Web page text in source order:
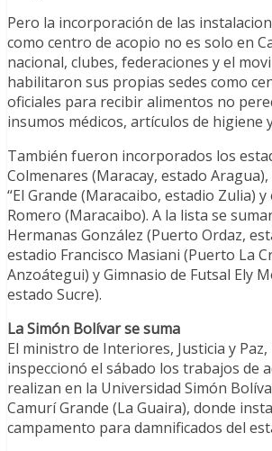
Pero la incorporación de las
como centro de acopio no es solo en
nacional, clubes, federaciones y el
habilitaron sus propias sedes como
oficiales para recibir alimentos no
insumos médicos, artículos de higiene
También fueron incorporados los
Colmenares (Maracay, estado
“El Grande (Maracaibo, estadio Zulia) y
Romero (Maracaibo). A la lista se
Hermanas González (Puerto Ordaz,
estadio Francisco Masiani (Puerto La
Anzoátegui) y Gimnasio de Futsal Ely
estado Sucre).
La Simón Bolívar se suma
El ministro de Interiores, Justicia y
inspeccionó el sábado los trabajos de
realizan en la Universidad Simón
Camurí Grande (La Guaira), donde
campamento para damnificados del